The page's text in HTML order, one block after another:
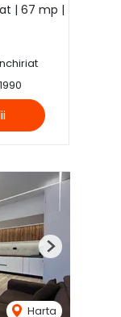
| 67 mp |
1990
Harta
Next